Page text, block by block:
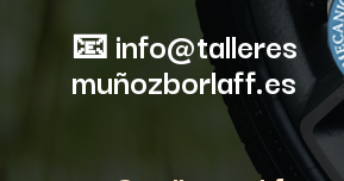
📧 info@talleres
muñozborlaff.es